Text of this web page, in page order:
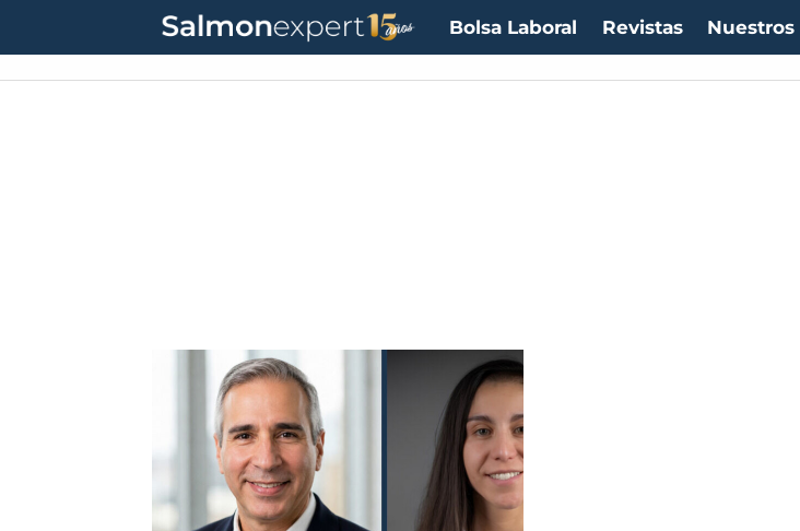
Bolsa Laboral Revistas Nuestros
Tag: